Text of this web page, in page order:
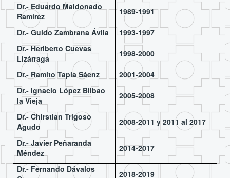
Dr.- Eduardo Maldonado
Ramírez
1989-1991
Dr.- Guido Zambrana Ávila
1993-1997
Dr.- Heriberto Cuevas
Lizárraga
1998-2000
Dr.- Ramito Tapia Sáenz
2001-2004
Dr.- Ignacio López Bilbao
la Vieja
2005-2008
Dr.- Chirstian Trigoso
Agudo
2008-2011 y 2011 al 2017
Dr.- Javier Peñaranda
Méndez
2014-2017
Dr.- Fernando Dávalos
2018-2019